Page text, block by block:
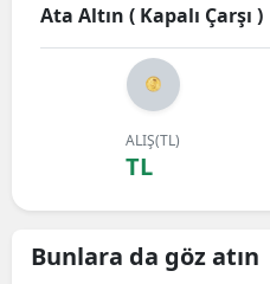
Ata Altın ( Kapalı Çarşı )
ALIŞ(TL)
TL
Bunlara da göz atın